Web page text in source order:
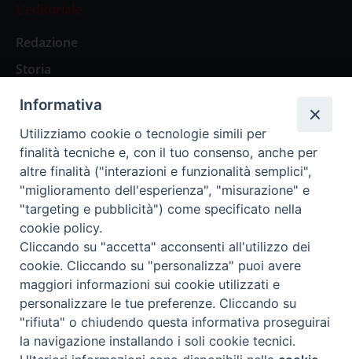
L’editoriale
Redazione
Storia
Abbonamenti
Abbonamento Annuale Digitale
Abbonamento Annuale Cartaceo
Abbonamento Singola Copia Digitale
Redazione: Pavia, Piazza Duomo 11 - tel. 0382.24736 -
amministrazione@ilticino.it - repossi@ilticino.it - P.
IVA: 00213430184
Informativa
Utilizziamo cookie o tecnologie simili per
finalità tecniche e, con il tuo consenso, anche per
altre finalità ("interazioni e funzionalità semplici",
"miglioramento dell'esperienza", "misurazione" e
"targeting e pubblicità") come specificato nella
cookie policy.
Cliccando su "accetta" acconsenti all'utilizzo dei
cookie. Cliccando su "personalizza" puoi avere
maggiori informazioni sui cookie utilizzati e
personalizzare le tue preferenze. Cliccando su
"rifiuta" o chiudendo questa informativa proseguirai
la navigazione installando i soli cookie tecnici.